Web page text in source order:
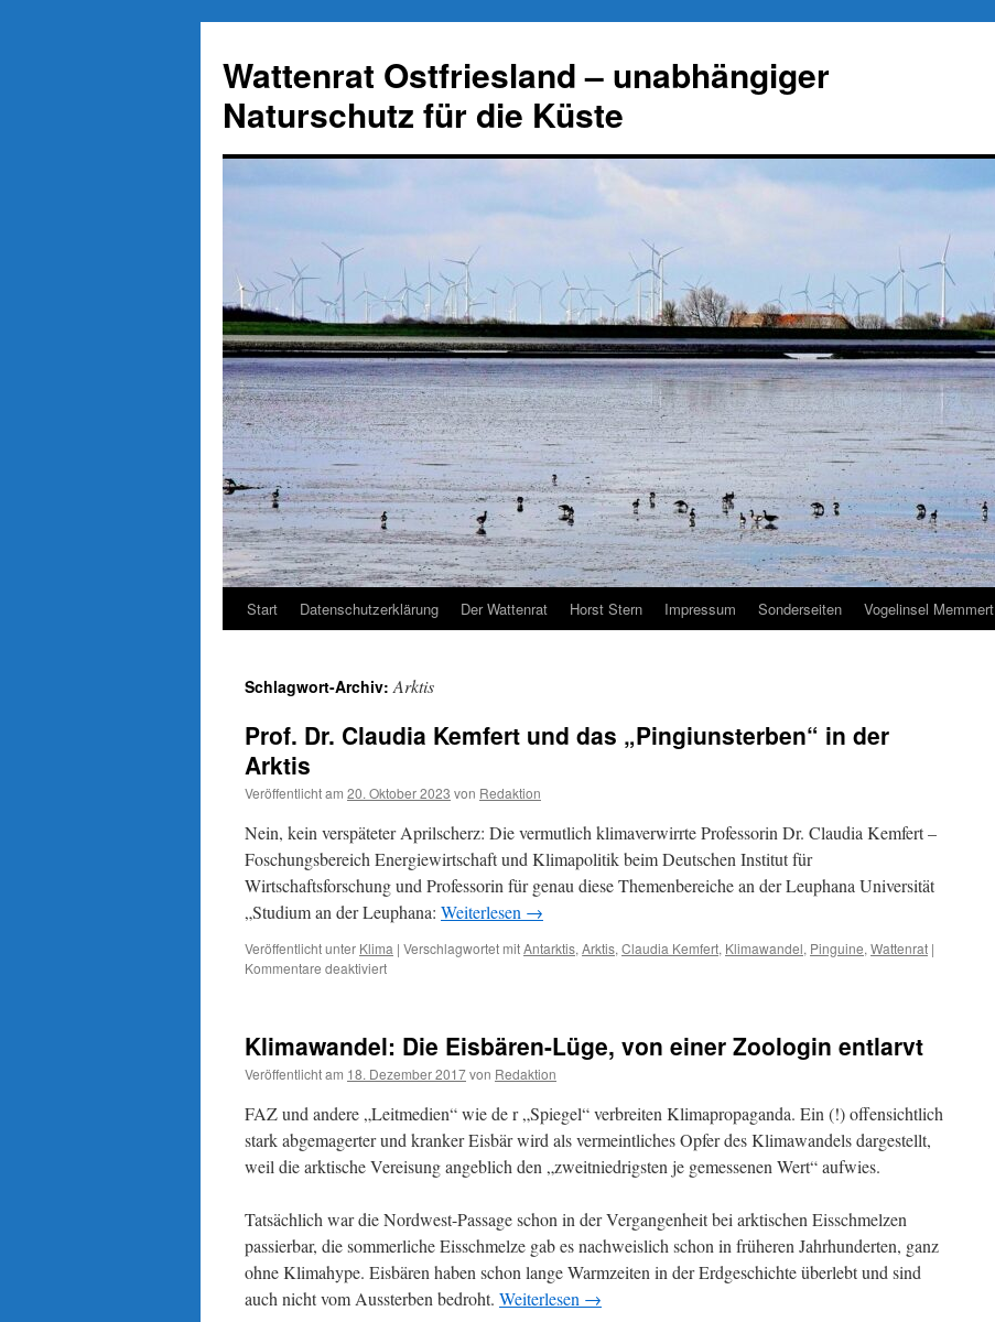
springen
Wattenrat Ostfriesland – unabhängiger
Naturschutz für die Küste
Start Datenschutzerklärung Der Wattenrat Horst Stern Impressum Sonderseiten Vogelinsel Memmert
Schlagwort-Archiv:Arktis
Prof. Dr. Claudia Kemfert und das „Pingiunsterben“ in der
Arktis
Veröffentlicht am 20. Oktober 2023 von Redaktion
Nein, kein verspäteter Aprilscherz: Die vermutlich klimaverwirrte Professorin Dr. Claudia Kemfert –
Foschungsbereich Energiewirtschaft und Klimapolitik beim Deutschen Institut für
Wirtschaftsforschung und Professorin für genau diese Themenbereiche an der Leuphana Universität
„Studium an der Leuphana: Weiterlesen →
Veröffentlicht unter Klima | Verschlagwortet mitAntarktis, Arktis, Claudia Kemfert, Klimawandel, Pinguine, Wattenrat |
Kommentare deaktiviertfür
Kemfert
das
„Pingiunsterben“
in
der
Arktis
Klimawandel: Die Eisbären-Lüge, von einer Zoologin entlarvt
Veröffentlicht am 18. Dezember 2017von Redaktion
FAZ und andere „Leitmedien“ wie de r „Spiegel“ verbreiten Klimapropaganda. Ein (!) offensichtlich
stark abgemagerter und kranker Eisbär wird als vermeintliches Opfer des Klimawandels dargestellt,
weil die arktische Vereisung angeblich den „zweitniedrigsten je gemessenen Wert“ aufwies.
Tatsächlich war die Nordwest-Passage schon in der Vergangenheit bei arktischen Eisschmelzen
passierbar, die sommerliche Eisschmelze gab es nachweislich schon in früheren Jahrhunderten, ganz
ohne Klimahype. Eisbären haben schon lange Warmzeiten in der Erdgeschichte überlebt und sind
auch nicht vom Aussterben bedroht. Weiterlesen →